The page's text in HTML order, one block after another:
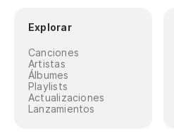
Explorar
Canciones
Artistas
Álbumes
Playlists
Actualizaciones
Lanzamientos